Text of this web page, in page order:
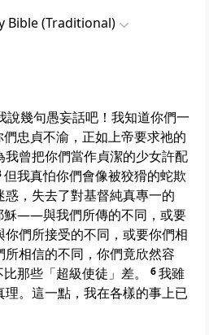
Bible (Traditional)
說幾句愚妄話吧！我知道你們一
忠貞不渝，正如上帝要求祂的
曾把你們當作貞潔的少女許配
但我真怕你們會像被狡猾的蛇欺
，失去了對基督純真專一的
穌——與我們所傳的不同，或要
們所接受的不同，或要你們相
相信的不同，你們竟欣然容
那些「超級使徒」差。 6我雖
。這一點，我在各樣的事上已